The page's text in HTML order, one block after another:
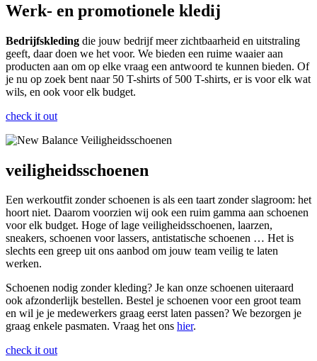
Werk- en promotionele kledij
Bedrijfskleding die jouw bedrijf meer zichtbaarheid en uitstraling
geeft, daar doen we het voor. We bieden een ruime waaier aan
producten aan om op elke vraag een antwoord te kunnen bieden. Of
je nu op zoek bent naar 50 T-shirts of 500 T-shirts, er is voor elk wat
wils, en ook voor elk budget.
check it out
veiligheidsschoenen
Een werkoutfit zonder schoenen is als een taart zonder slagroom: het
hoort niet. Daarom voorzien wij ook een ruim gamma aan schoenen
voor elk budget. Hoge of lage veiligheidsschoenen, laarzen,
sneakers, schoenen voor lassers, antistatische schoenen … Het is
slechts een greep uit ons aanbod om jouw team veilig te laten
werken.
Schoenen nodig zonder kleding? Je kan onze schoenen uiteraard
ook afzonderlijk bestellen. Bestel je schoenen voor een groot team
en wil je je medewerkers graag eerst laten passen? We bezorgen je
graag enkele pasmaten. Vraag het ons hier.
check it out